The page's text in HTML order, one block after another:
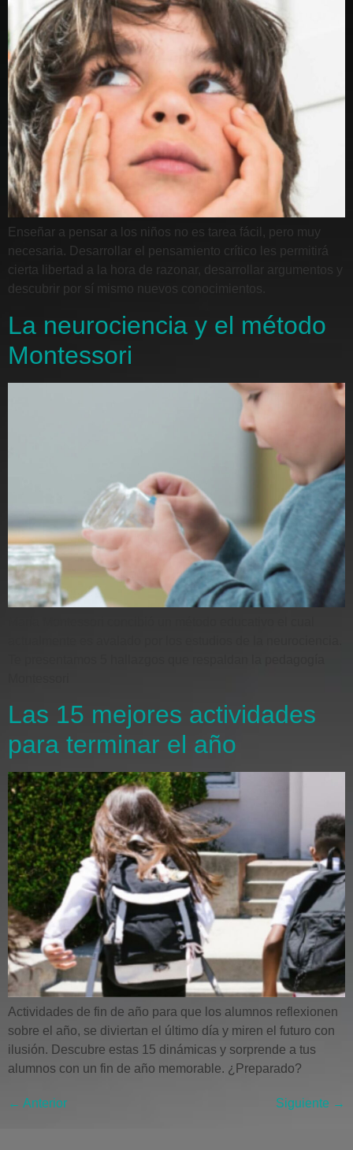
Enseñar a pensar a los niños no es tarea fácil, pero muy
necesaria. Desarrollar el pensamiento crítico les permitirá
cierta libertad a la hora de razonar, desarrollar argumentos y
descubrir por sí mismo nuevos conocimientos.
La neurociencia y el método
Montessori
Las 15 mejores actividades
para terminar el año
Actividades de fin de año para que los alumnos reflexionen
sobre el año, se diviertan el último día y miren el futuro con
ilusión. Descubre estas 15 dinámicas y sorprende a tus
alumnos con un fin de año memorable. ¿Preparado?
← Anterior Siguiente →